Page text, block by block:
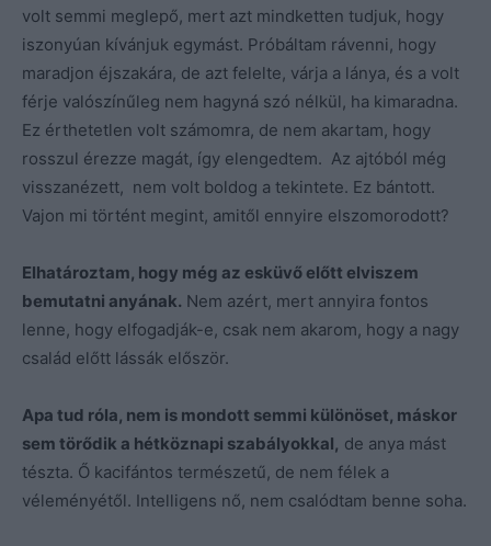
volt semmi meglepő, mert azt mindketten tudjuk, hogy
iszonyúan kívánjuk egymást. Próbáltam rávenni, hogy
maradjon éjszakára, de azt felelte, várja a lánya, és a volt
férje valószínűleg nem hagyná szó nélkül, ha kimaradna.
Ez érthetetlen volt számomra, de nem akartam, hogy
rosszul érezze magát, így elengedtem. Az ajtóból még
visszanézett, nem volt boldog a tekintete. Ez bántott.
Vajon mi történt megint, amitől ennyire elszomorodott?
Elhatároztam, hogy még az esküvő előtt elviszem
bemutatni anyának. Nem azért, mert annyira fontos
lenne, hogy elfogadják-e, csak nem akarom, hogy a nagy
család előtt lássák először.
Apa tud róla, nem is mondott semmi különöset, máskor
sem törődik a hétköznapi szabályokkal, de anya mást
tészta. Ő kacifántos természetű, de nem félek a
véleményétől. Intelligens nő, nem csalódtam benne soha.